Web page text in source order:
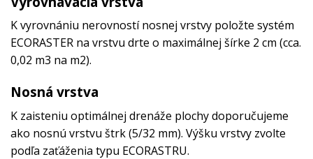
K vyrovnániu nerovností nosnej vrstvy položte systém
ECORASTER na vrstvu drte o maximálnej šírke 2 cm (cca.
0,02 m3 na m2).
Nosná vrstva
K zaisteniu optimálnej drenáže plochy doporučujeme
ako nosnú vrstvu štrk (5/32 mm). Výšku vrstvy zvolte
podľa zaťáženia typu ECORASTRU.